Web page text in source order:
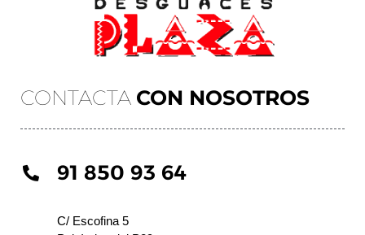
CONTACTA CON NOSOTROS
91 850 93 64
C/ Escofina 5